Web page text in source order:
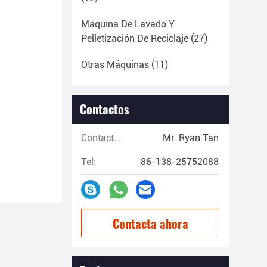
Máquina De Lavado Y
Pelletización De Reciclaje (27)
Otras Máquinas (11)
Contactos
Contactos: Mr. Ryan Tan
Tel: 86-138-25752088
Contacta ahora